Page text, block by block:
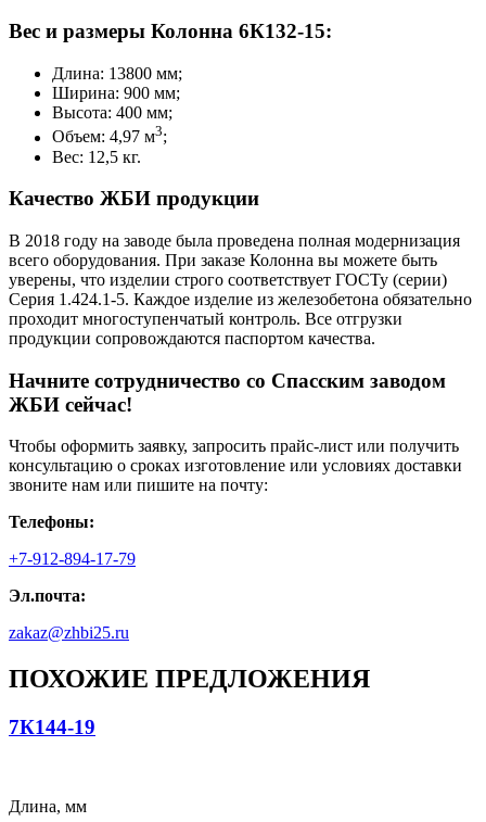
Вес и размеры Колонна 6К132-15:
Длина: 13800 мм;
Ширина: 900 мм;
Высота: 400 мм;
Объем: 4,97 м3;
Вес: 12,5 кг.
Качество ЖБИ продукции
В 2018 году на заводе была проведена полная модернизация
всего оборудования. При заказе Колонна вы можете быть
уверены, что изделии строго соответствует ГОСТу (серии)
Серия 1.424.1-5. Каждое изделие из железобетона обязательно
проходит многоступенчатый контроль. Все отгрузки
продукции сопровождаются паспортом качества.
Начните сотрудничество со Cпасским заводом
ЖБИ сейчас!
Чтобы оформить заявку, запросить прайс-лист или получить
консультацию о сроках изготовление или условиях доставки
звоните нам или пишите на почту:
Телефоны:
+7-912-894-17-79
Эл.почта:
zakaz@zhbi25.ru
ПОХОЖИЕ ПРЕДЛОЖЕНИЯ
7К144-19
Длина, мм